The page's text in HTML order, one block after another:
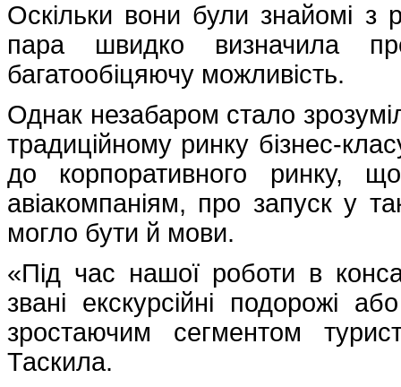
Оскільки вони були знайомі з
пара швидко визначила
багатообіцяючу можливість.
Однак незабаром стало
традиційному ринку бізнес-
до корпоративного ринку,
авіакомпаніям, про запуск у
могло бути й мови.
«Під час нашої роботи в
звані екскурсійні подорожі
зростаючим сегментом
Таскила.